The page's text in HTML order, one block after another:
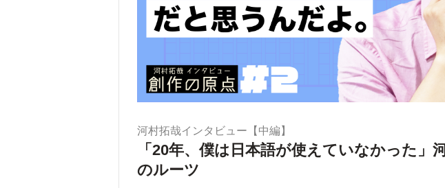
河村拓哉インタビュー【中編】
「20年、僕は日本語が使えていなかった」
のルーツ